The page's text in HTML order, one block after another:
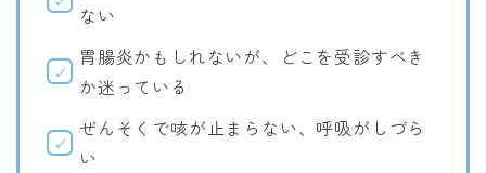
ない
胃腸炎かもしれないが、どこを受診すべき
か迷っている
ぜんそくで咳が止まらない、呼吸がしづら
い